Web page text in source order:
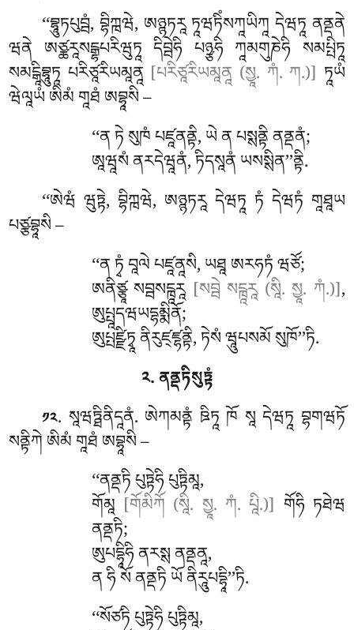
‘‘བྷཱུཏཔུབྦཾ, བྷིཀྑཝེ, ཨཉྙཏརཱ ཏཱཝཏིཾསཀཱཡིཀཱ དེཝཏཱ ནནྡནེ
ཝནེ ཨཙྪརཱསངྒྷཔརིཝུཏཱ དིབྦེཧི པཉྩཧི ཀཱམགུཎེཧི སམཔྤིཏཱ
སམངྒཱིབྷཱུཏཱ པརིཙཱརིཡམཱནཱ[པརིཙཱརིཡམཱནཱ (སྱཱ. ཀཾ. ཀ.)] ཏཱཡཾ
ཝེལཱཡཾ ཨིམཾ གཱཐཾ ཨབྷཱསི –
‘‘ནཏེ སུཁཾ པཛཱནནྟི, ཡེ ན པསྶནྟི ནནྡནཾ;
ཨཱཝཱསཾ ནརདེཝཱནཾ, ཏིདསཱནཾ ཡསསྶིན’’ནྟི.
‘‘ཨེཝཾཝུཏྟེ, བྷིཀྑཝེ, ཨཉྙཏརཱ དེཝཏཱ ཏཾ དེཝཏཾ གཱཐཱཡ
པཙྩབྷཱསི –
‘‘ན ཏྭཾ བཱལེ པཛཱནཱསི, ཡཐཱ ཨརཧཏཾ ཝཙོ;
ཨནིཙྩཱ སབྦསངྑཱརཱ[སབྦེ སངྑཱརཱ (སཱི. སྱཱ. ཀཾ.)],
ཨུཔྤཱདཝཡདྷམྨིནོ;
ཨུཔྤཛྫིཏྭཱ ནིརུཛ྄ཛྷནྟི, ཏེསཾ ཝཱུཔསམོ སུཁོ’’ཏི.
༢. ནནྡཏིསུཏྟཾ
༡༢. སཱཝཏྠིནིདཱནཾ. ཨེཀམནྟཾཋིཏཱ ཁོ སཱ དེཝཏཱ བྷགཝཏོ
སནྟིཀེ ཨིམཾ གཱཐཾ ཨབྷཱསི –
‘‘ནནྡཏི པུཏྟེཧི པུཏྟིམཱ,
གོམཱ[གོམིཀོ (སཱི. སྱཱ. ཀཾ. པཱི.)] གོཧི ཏཐེཝ
ནནྡཏི;
ཨུཔདྷཱིཧིནརསྶ ནནྡནཱ,
ན ཧི སོ ནནྡཏི ཡོ ནིརཱུཔདྷཱི’’ཏི.